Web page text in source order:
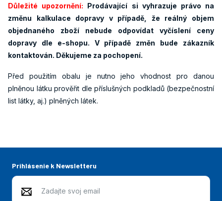
Důležité upozornění: Prodávající si vyhrazuje právo na
změnu kalkulace dopravy v případě, že reálný objem
objednaného zboží nebude odpovídat vyčíslení ceny
dopravy dle e-shopu. V případě změn bude zákazník
kontaktován. Děkujeme za pochopení.
Před použitím obalu je nutno jeho vhodnost pro danou
plněnou látku prověřit dle příslušných podkladů (bezpečnostní
list látky, aj.) plněných látek.
Prihlásenie k Newsletteru